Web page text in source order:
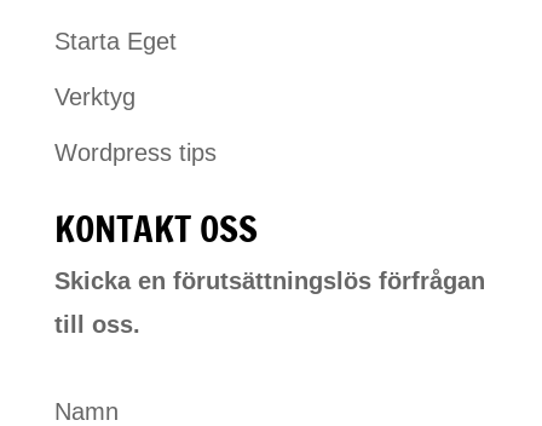
Starta Eget
Verktyg
Wordpress tips
KONTAKT OSS
Skicka en förutsättningslös förfrågan
till oss.
Namn